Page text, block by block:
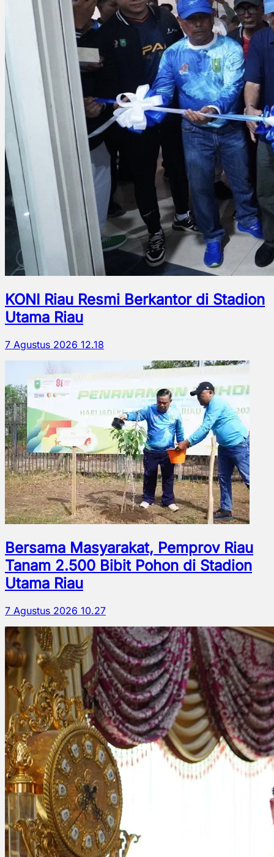
KONI Riau Resmi Berkantor di Stadion
Utama Riau
7 Agustus 2026 12.18
Bersama Masyarakat, Pemprov Riau
Tanam 2.500 Bibit Pohon di Stadion
Utama Riau
7 Agustus 2026 10.27